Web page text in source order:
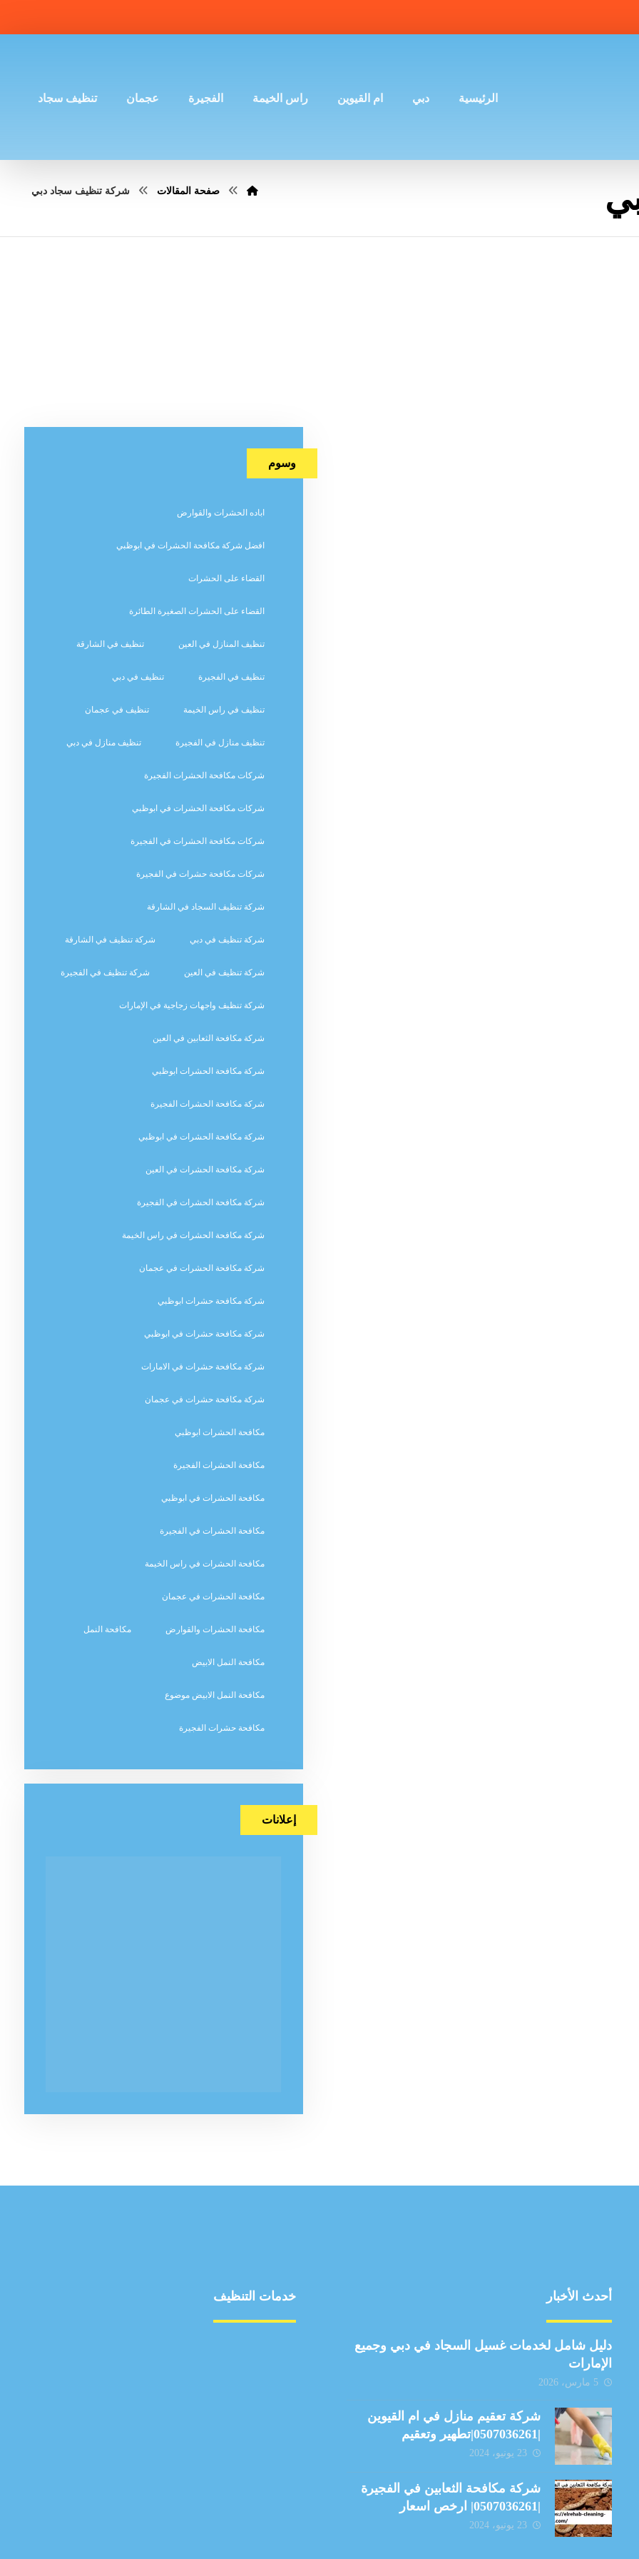
الرئيسية دبي ام القيوين راس الخيمة الفجيرة عجمان تنظيف سجاد
صفحة المقالات شركة تنظيف سجاد دبي
وسوم
اباده الحشرات والقوارض
افضل شركة مكافحة الحشرات في ابوظبي
القضاء على الحشرات
القضاء على الحشرات الصغيرة الطائرة
تنظيف المنازل في العين تنظيف في الشارقة
تنظيف في الفجيرة تنظيف في دبي
تنظيف في راس الخيمة تنظيف في عجمان
تنظيف منازل في الفجيرة تنظيف منازل في دبي
شركات مكافحة الحشرات الفجيرة
شركات مكافحة الحشرات في ابوظبي
شركات مكافحة الحشرات في الفجيرة
شركات مكافحة حشرات في الفجيرة
شركة تنظيف السجاد في الشارقة
شركة تنظيف في دبي شركة تنظيف في الشارقة
شركة تنظيف في العين شركة تنظيف في الفجيرة
شركة تنظيف واجهات زجاجية في الإمارات
شركة مكافحة الثعابين في العين
شركة مكافحة الحشرات ابوظبي
شركة مكافحة الحشرات الفجيرة
شركة مكافحة الحشرات في ابوظبي
شركة مكافحة الحشرات في العين
شركة مكافحة الحشرات في الفجيرة
شركة مكافحة الحشرات في راس الخيمة
شركة مكافحة الحشرات في عجمان
شركة مكافحة حشرات ابوظبي
شركة مكافحة حشرات في ابوظبي
شركة مكافحة حشرات في الامارات
شركة مكافحة حشرات في عجمان
مكافحة الحشرات ابوظبي
مكافحة الحشرات الفجيرة
مكافحة الحشرات في ابوظبي
مكافحة الحشرات في الفجيرة
مكافحة الحشرات في راس الخيمة
مكافحة الحشرات في عجمان
مكافحة الحشرات والقوارض مكافحة النمل
مكافحة النمل الابيض
مكافحة النمل الابيض موضوع
مكافحة حشرات الفجيرة
إعلانات
دليل شامل لخدمات غسيل السجاد في دبي وجميع
الإمارات
5 مارس، 2026
|0507036261|تطهير وتعقيم
23 يونيو، 2024
شركة مكافحة الثعابين في الفجيرة
23 يونيو، 2024
مكافحة الآفات
بناء